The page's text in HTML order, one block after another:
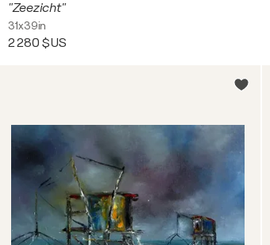
"Zeezicht"
31x39in
2 280 $US